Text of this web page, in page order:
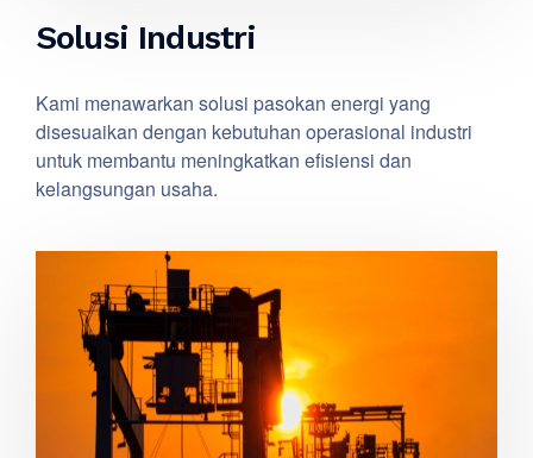
Solusi Industri
Kami menawarkan solusi pasokan energi yang
disesuaikan dengan kebutuhan operasional industri
untuk membantu meningkatkan efisiensi dan
kelangsungan usaha.